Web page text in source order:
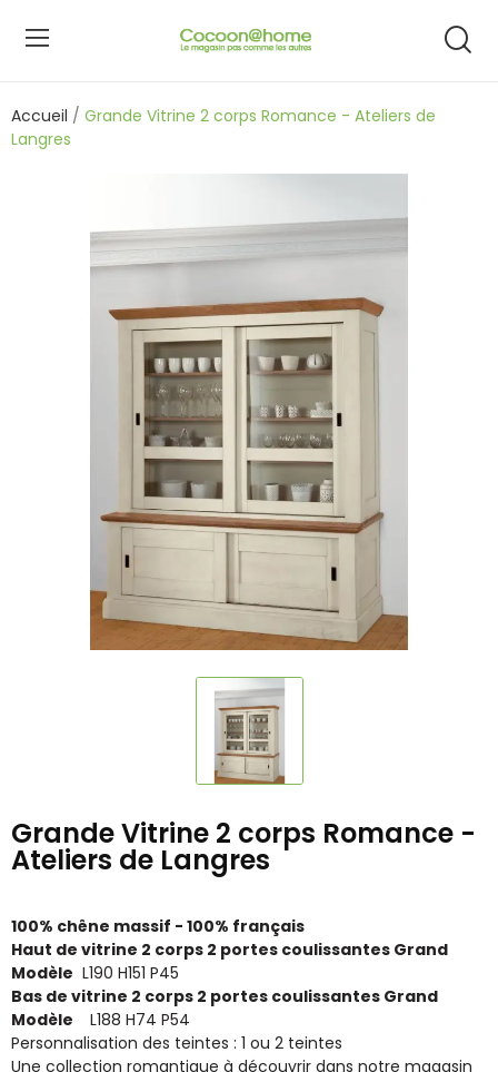
Accueil
Grande Vitrine 2 corps Romance - Ateliers de
Langres
Grande Vitrine 2 corps Romance -
Ateliers de Langres
100% chêne massif - 100% français
Haut de vitrine 2 corps 2 portes coulissantes Grand
Modèle L190 H151 P45
Bas de vitrine 2 corps 2 portes coulissantes Grand
Modèle
L188 H74 P54
Personnalisation des teintes : 1 ou 2 teintes
Une collection romantique à découvrir dans notre magasin